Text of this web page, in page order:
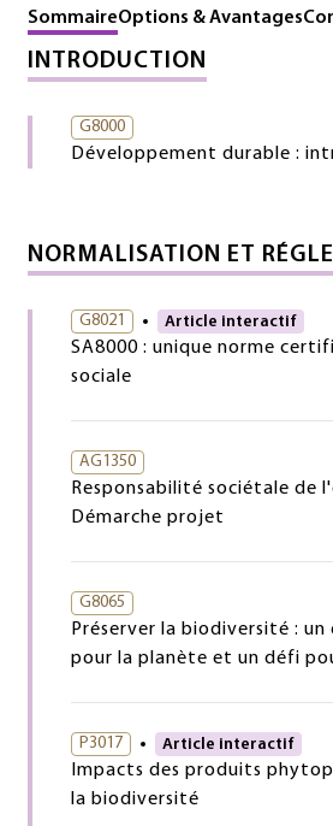
SommaireOptions & Avantages
INTRODUCTION
G8000
Développement durable :
NORMALISATION ET
G8021 Article interactif
SA8000 : unique norme
sociale
AG1350
Responsabilité sociétale de
Démarche projet
G8065
Préserver la biodiversité : un
pour la planète et un défi
P3017 Article interactif
Impacts des produits
la biodiversité